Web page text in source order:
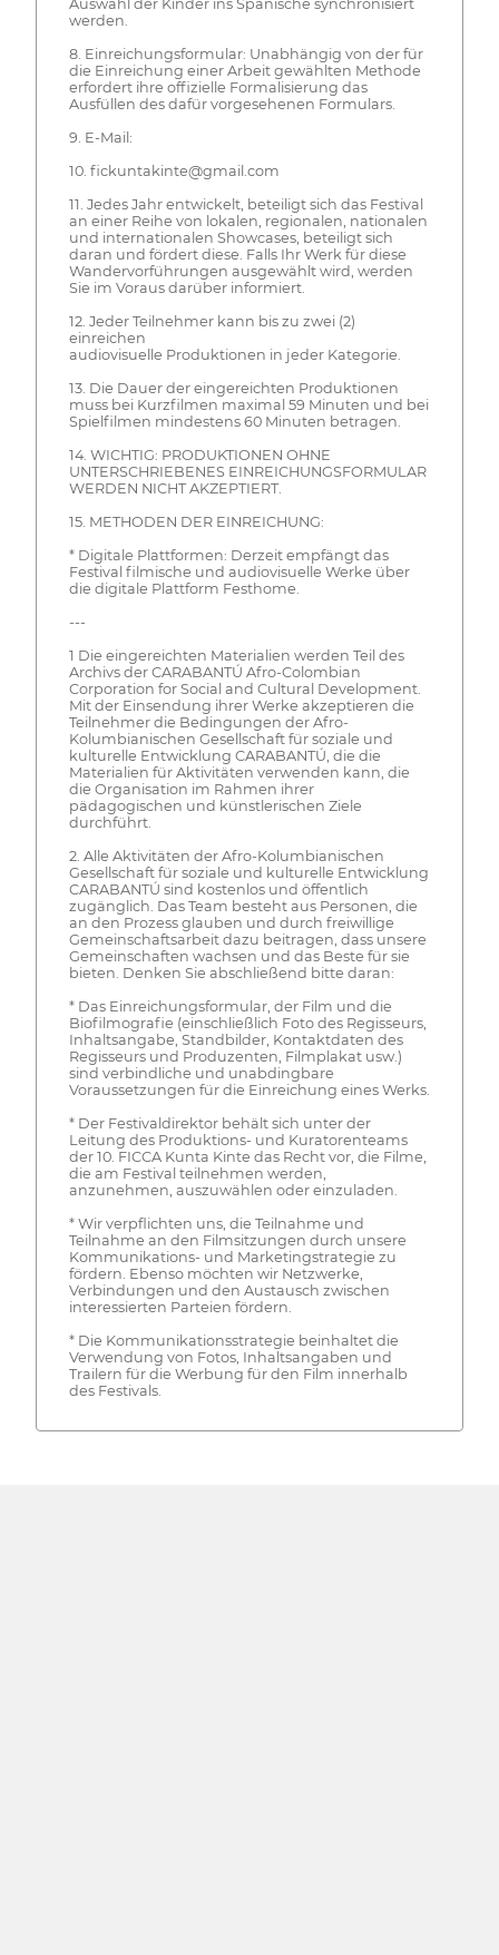
Auswahl der Kinder ins Spanische synchronisiert
werden.
8. Einreichungsformular: Unabhängig von der für
die Einreichung einer Arbeit gewählten Methode
erfordert ihre offizielle Formalisierung das
Ausfüllen des dafür vorgesehenen Formulars.
9. E-Mail:
10. fickuntakinte@gmail.com
11. Jedes Jahr entwickelt, beteiligt sich das Festival
an einer Reihe von lokalen, regionalen, nationalen
und internationalen Showcases, beteiligt sich
daran und fördert diese. Falls Ihr Werk für diese
Wandervorführungen ausgewählt wird, werden
Sie im Voraus darüber informiert.
12. Jeder Teilnehmer kann bis zu zwei (2)
einreichen
audiovisuelle Produktionen in jeder Kategorie.
13. Die Dauer der eingereichten Produktionen
muss bei Kurzfilmen maximal 59 Minuten und bei
Spielfilmen mindestens 60 Minuten betragen.
14. WICHTIG: PRODUKTIONEN OHNE
UNTERSCHRIEBENES EINREICHUNGSFORMULAR
WERDEN NICHT AKZEPTIERT.
15. METHODEN DER EINREICHUNG:
* Digitale Plattformen: Derzeit empfängt das
Festival filmische und audiovisuelle Werke über
die digitale Plattform Festhome.
---
1 Die eingereichten Materialien werden Teil des
Archivs der CARABANTÚ Afro-Colombian
Corporation for Social and Cultural Development.
Mit der Einsendung ihrer Werke akzeptieren die
Teilnehmer die Bedingungen der Afro-
Kolumbianischen Gesellschaft für soziale und
kulturelle Entwicklung CARABANTÚ, die die
Materialien für Aktivitäten verwenden kann, die
die Organisation im Rahmen ihrer
pädagogischen und künstlerischen Ziele
durchführt.
2. Alle Aktivitäten der Afro-Kolumbianischen
Gesellschaft für soziale und kulturelle Entwicklung
CARABANTÚ sind kostenlos und öffentlich
zugänglich. Das Team besteht aus Personen, die
an den Prozess glauben und durch freiwillige
Gemeinschaftsarbeit dazu beitragen, dass unsere
Gemeinschaften wachsen und das Beste für sie
bieten. Denken Sie abschließend bitte daran:
* Das Einreichungsformular, der Film und die
Biofilmografie (einschließlich Foto des Regisseurs,
Inhaltsangabe, Standbilder, Kontaktdaten des
Regisseurs und Produzenten, Filmplakat usw.)
sind verbindliche und unabdingbare
Voraussetzungen für die Einreichung eines Werks.
* Der Festivaldirektor behält sich unter der
Leitung des Produktions- und Kuratorenteams
der 10. FICCA Kunta Kinte das Recht vor, die Filme,
die am Festival teilnehmen werden,
anzunehmen, auszuwählen oder einzuladen.
* Wir verpflichten uns, die Teilnahme und
Teilnahme an den Filmsitzungen durch unsere
Kommunikations- und Marketingstrategie zu
fördern. Ebenso möchten wir Netzwerke,
Verbindungen und den Austausch zwischen
interessierten Parteien fördern.
* Die Kommunikationsstrategie beinhaltet die
Verwendung von Fotos, Inhaltsangaben und
Trailern für die Werbung für den Film innerhalb
des Festivals.